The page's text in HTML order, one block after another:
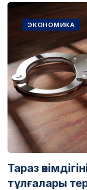
ЭКОНОМИКА
Тараз
тұлғалары